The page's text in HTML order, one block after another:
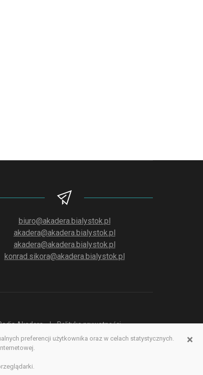
biuro@akadera.bialystok.pl
akadera@akadera.bialystok.pl
akadera@akadera.bialystok.pl
konrad.sikora@akadera.bialystok.pl
Akadera
Polityka prywatności
×
preferencji użytkownika oraz w celach statystycznych.